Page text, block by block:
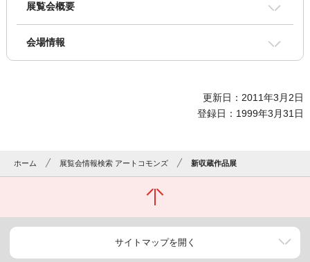
展覧会概要
会場情報
更新日：2011年3月2日
登録日：1999年3月31日
ホーム 展覧会情報検索 アートコモンズ 新収蔵作品展
サイトマップを開く